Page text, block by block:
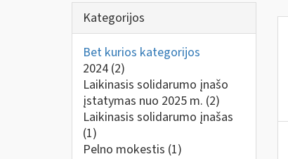
Kategorijos
Bet kurios kategorijos
2024 (2)
Laikinasis solidarumo įnašo
įstatymas nuo 2025 m. (2)
Laikinasis solidarumo įnašas
(1)
Pelno mokestis (1)